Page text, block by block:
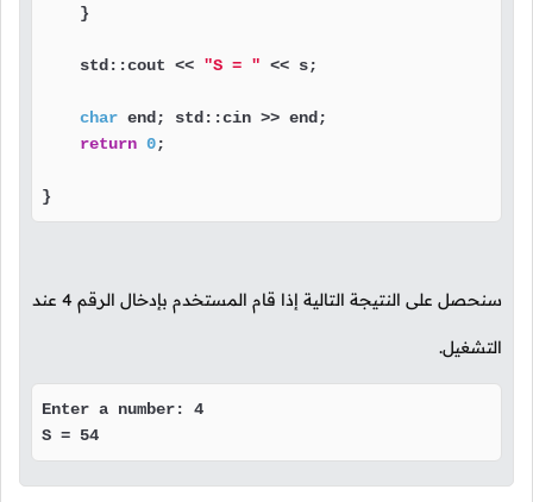
    }
    std::cout <<
"S = " << s;
char end; std::cin >> end;
return 0;
}
سنحصل على النتيجة التالية إذا قام المستخدم بإدخال الرقم 4 عند
التشغيل.
Enter a number: 4
S = 54